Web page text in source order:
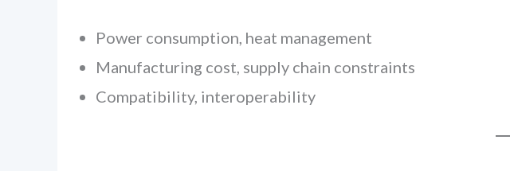
Power consumption, heat management
Manufacturing cost, supply chain constraints
Compatibility, interoperability